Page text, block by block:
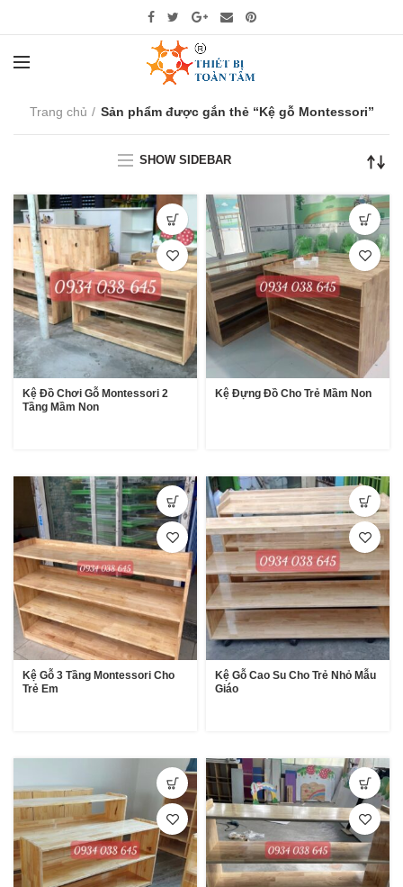
Trang chủ Sản phẩm được gắn thẻ “Kệ gỗ Montessori”
SHOW SIDEBAR
Kệ Đồ Chơi Gỗ Montessori 2
Tầng Mầm Non
Kệ Đựng Đồ Cho Trẻ Mầm Non
Kệ Gỗ 3 Tầng Montessori Cho
Trẻ Em
Kệ Gỗ Cao Su Cho Trẻ Nhỏ Mẫu
Giáo